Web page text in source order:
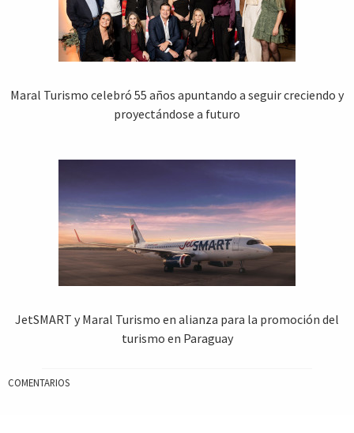
Maral Turismo celebró 55 años apuntando a seguir creciendo y
proyectándose a futuro
JetSMART y Maral Turismo en alianza para la promoción del
turismo en Paraguay
COMENTARIOS